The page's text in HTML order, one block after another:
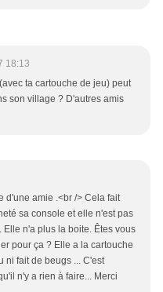
18:13
ta cartouche de jeu) peut
son village ? D'autres amis
d'une amie .<br /> Cela fait
sa console et elle n'est pas
n'a plus la boite. Êtes vous
pour ça ? Elle a la cartouche
ni fait de beugs ... C'est
n'y a rien à faire... Merci